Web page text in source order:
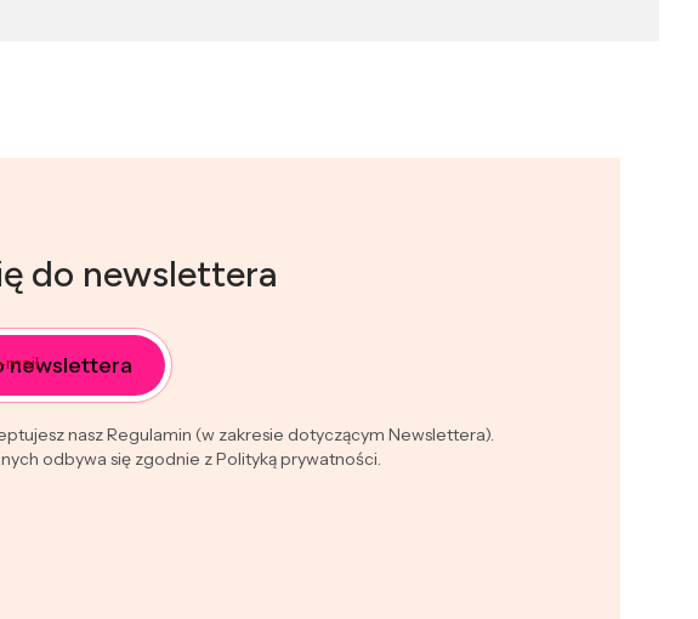
do newslettera
mail
newslettera
nasz Regulamin (w zakresie dotyczącym Newslettera).
odbywa się zgodnie z Polityką prywatności.